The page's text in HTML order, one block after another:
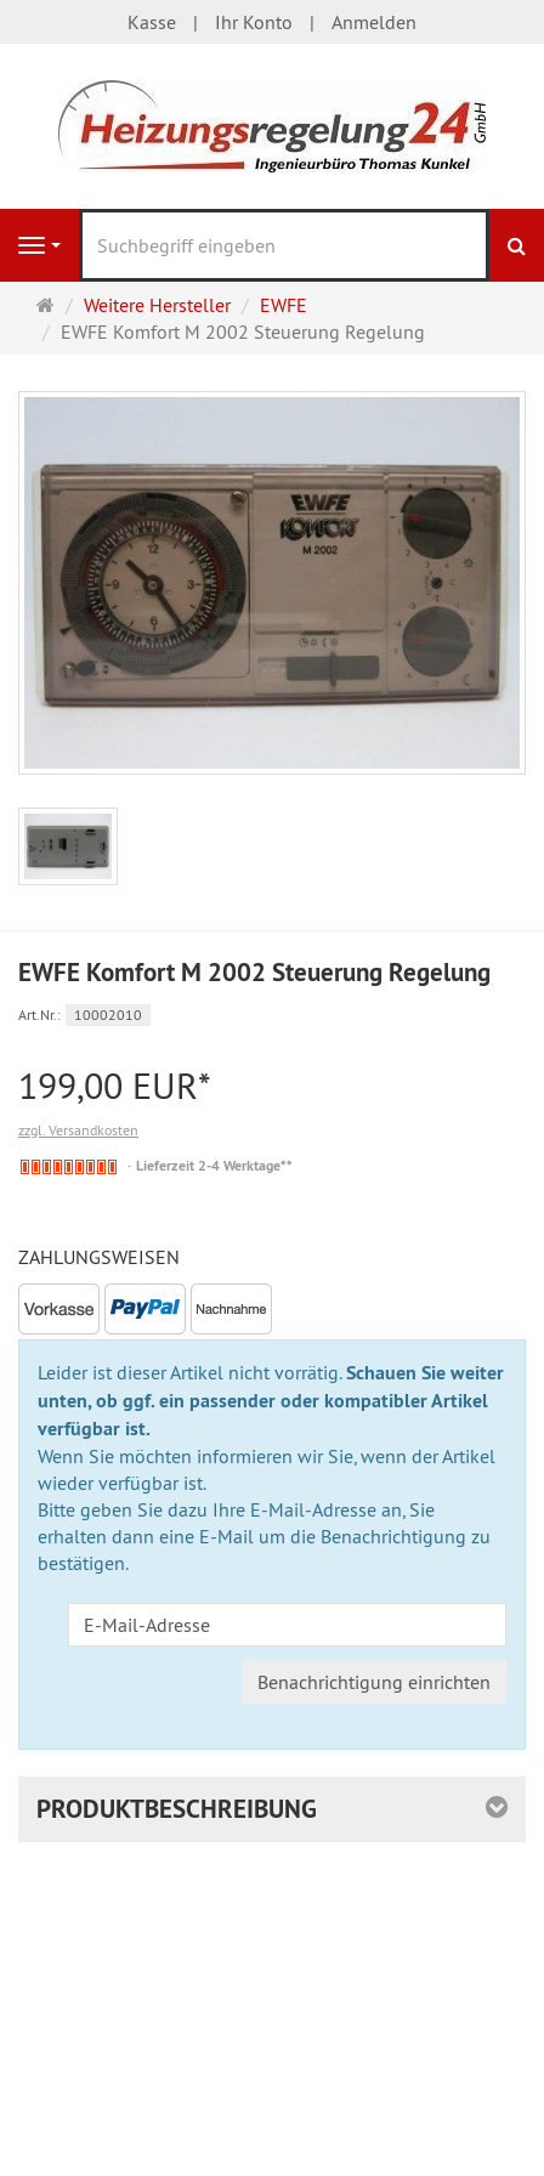
Kasse Ihr Konto Anmelden
Navigation
Startseite
Weitere Hersteller
EWFE
EWFE Komfort M 2002 Steuerung Regelung
EWFE Komfort M 2002 Steuerung Regelung
Art.Nr.: 10002010
199,00 EUR*
zzgl. Versandkosten
Nicht
Lieferzeit 2-4 Werktage**
ZAHLUNGSWEISEN
Leider ist dieser Artikel nicht vorrätig.Schauen Sie weiter
unten, ob ggf. ein passender oder kompatibler Artikel
verfügbar ist.
Wenn Sie möchten informieren wir Sie, wenn der Artikel
wieder verfügbar ist.
Bitte geben Sie dazu Ihre E-Mail-Adresse an, Sie
erhalten dann eine E-Mail um die Benachrichtigung zu
bestätigen.
Benachrichtigung einrichten
PRODUKTBESCHREIBUNG